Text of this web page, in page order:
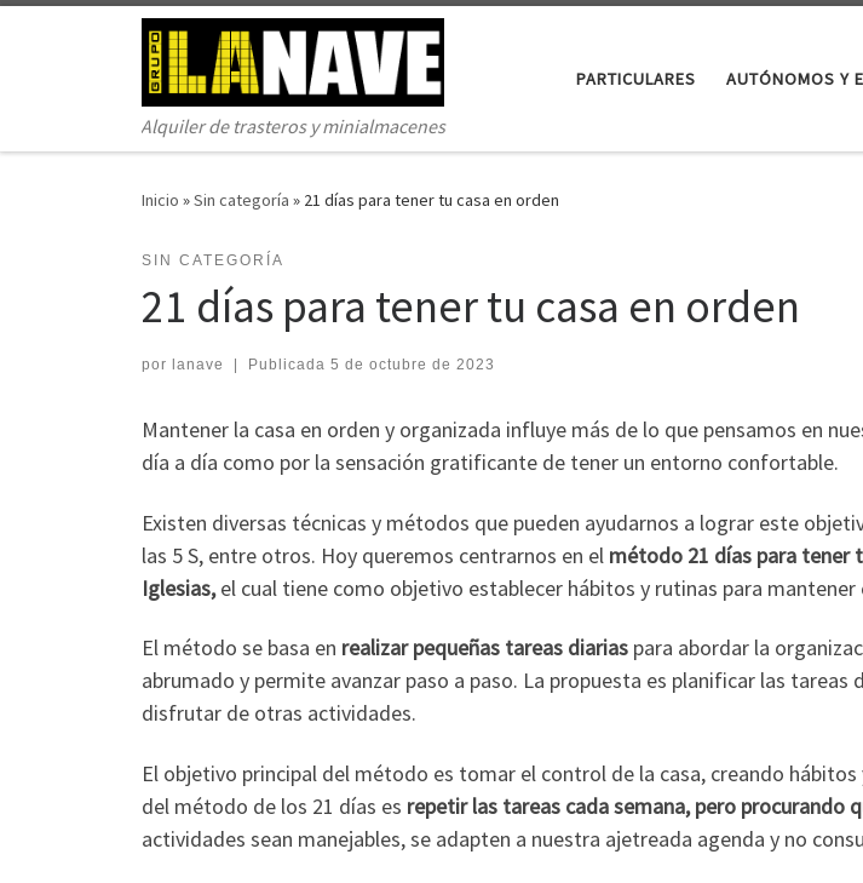
Saltar al contenido
Alquiler de trasteros y minialmacenes
PARTICULARES AUTÓNOMOS Y
Inicio »Sin categoría » 21 días para tener tu casa en orden
SIN CATEGORÍA
21 días para tener tu casa en orden
por lanave Publicada 5 de octubre de 2023
Mantener la casa en orden y organizada influye más de lo que pensamos en
día a día como por la sensación gratificante de tener un entorno confortable.
Existen diversas técnicas y métodos que pueden ayudarnos a lograr este
las 5 S, entre otros. Hoy queremos centrarnos en el método 21 días para tener
Iglesias,el cual tiene como objetivo establecer hábitos y rutinas para mantener
El método se basa en realizar pequeñas tareas diarias para abordar la
abrumado y permite avanzar paso a paso. La propuesta es planificar las
disfrutar de otras actividades.
El objetivo principal del método es tomar el control de la casa, creando
del método de los 21 días es repetir las tareas cada semana, pero procurando
actividades sean manejables, se adapten a nuestra ajetreada agenda y no